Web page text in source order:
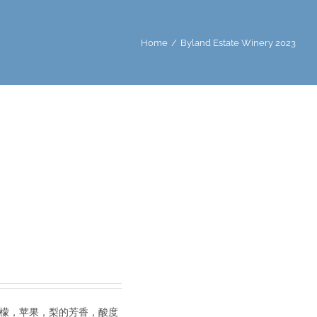
Home / Byland Estate Winery 2023
，苹果，梨的芳香，酸度